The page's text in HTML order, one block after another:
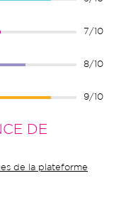
7/10
8/10
9/10
DE
de la plateforme